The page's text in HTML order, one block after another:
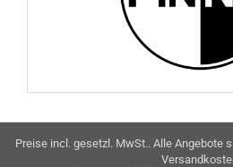
Preise incl. gesetzl. MwSt.. Alle Angebote